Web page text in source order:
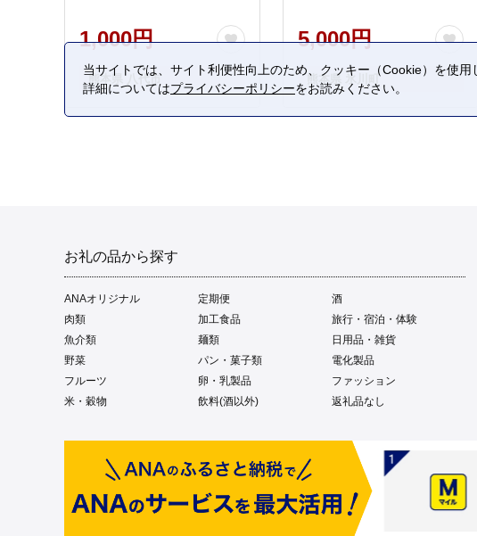
1,000円
熊本県 八代市
5,000円
熊本県 氷川町
お礼の品から探す
ANAオリジナル 定期便
酒
肉類
加工食品
旅行・宿泊・体験
魚介類
麺類
日用品・雑貨
野菜
パン・菓子類
電化製品
フルーツ
卵・乳製品
ファッション
米・穀物
飲料(酒以外) 返礼品なし
当サイトでは、サイト利便性向上のため、クッキー（Cookie）を使
詳細についてはプライバシーポリシーをお読みください。